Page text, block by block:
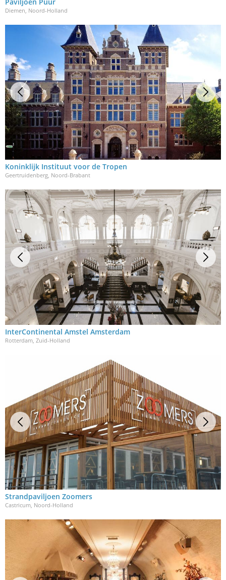
Diemen, Noord-Holland
Koninklijk Instituut voor de Tropen
Geertruidenberg, Noord-Brabant
InterContinental Amstel Amsterdam
Rotterdam, Zuid-Holland
Strandpaviljoen Zoomers
Castricum, Noord-Holland